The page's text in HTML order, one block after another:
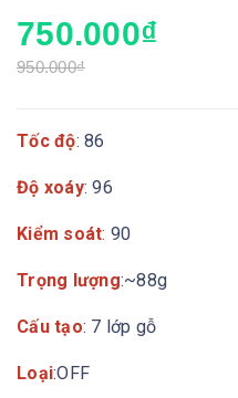
750.000₫
950.000₫
Tốc độ: 86
Độ xoáy: 96
Kiểm soát: 90
Trọng lượng:~88g
Cấu tạo: 7 lớp gỗ
Loại:OFF